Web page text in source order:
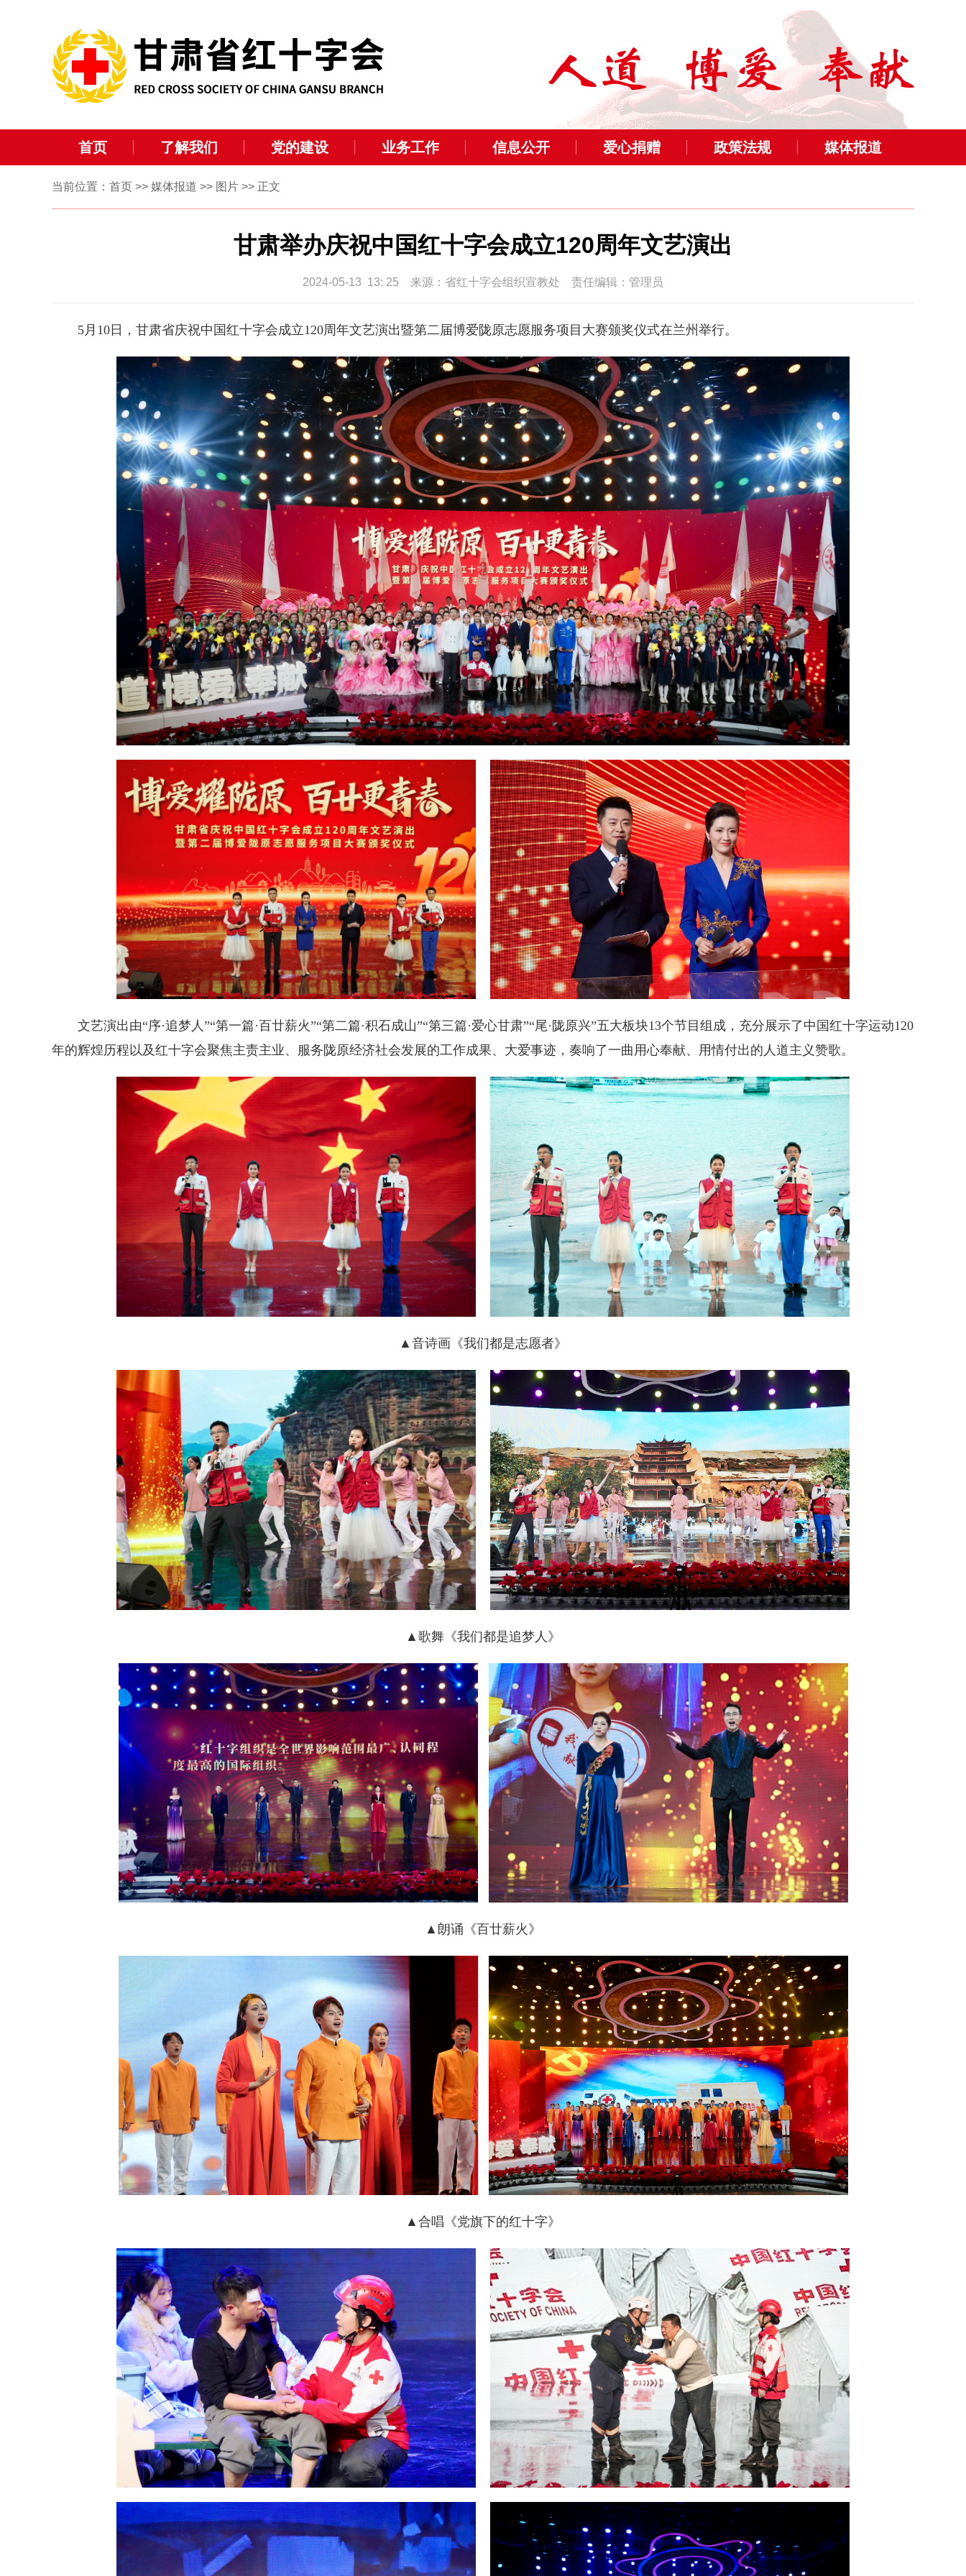
首页 了解我们 党的建设 业务工作 信息公开 爱心捐赠 政策法规 媒体报道
当前位置： 首页 >> 媒体报道 >> 图片 >> 正文
甘肃举办庆祝中国红十字会成立120周年文艺演出
2024-05-13 13: 25 来源：省红十字会组织宣教处 责任编辑：管理员
5月10日，甘肃省庆祝中国红十字会成立120周年文艺演出暨第二届博爱陇原志愿服务项目大赛颁奖仪式在兰州举行。
文艺演出由“序·追梦人”“第一篇·百廿薪火”“第二篇·积石成山”“第三篇·爱心甘肃”“尾·陇原兴”五大板块13个节目组成，充分展示了中国红十字运动120
年的辉煌历程以及红十字会聚焦主责主业、服务陇原经济社会发展的工作成果、大爱事迹，奏响了一曲用心奉献、用情付出的人道主义赞歌。
▲音诗画《我们都是志愿者》
▲歌舞《我们都是追梦人》
▲朗诵《百廿薪火》
▲合唱《党旗下的红十字》